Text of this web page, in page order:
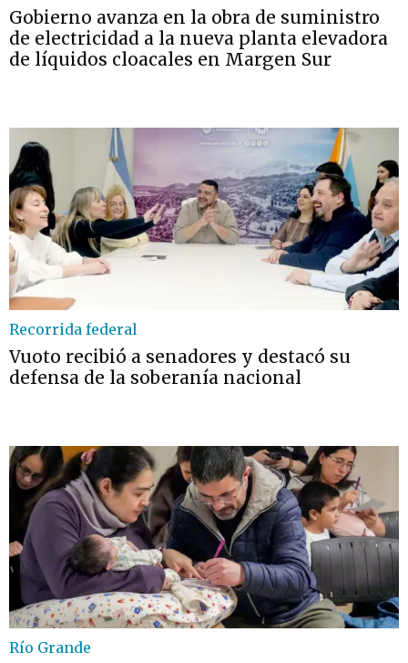
Gobierno avanza en la obra de suministro
de electricidad a la nueva planta elevadora
de líquidos cloacales en Margen Sur
Recorrida federal
Vuoto recibió a senadores y destacó su
defensa de la soberanía nacional
Río Grande